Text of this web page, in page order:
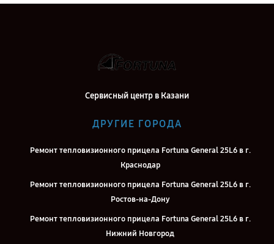
Сервисный центр в Казани
ДРУГИЕ ГОРОДА
Ремонт тепловизионного прицела Fortuna General 25L6 в г.
Краснодар
Ремонт тепловизионного прицела Fortuna General 25L6 в г.
Ростов-на-Дону
Ремонт тепловизионного прицела Fortuna General 25L6 в г.
Нижний Новгород